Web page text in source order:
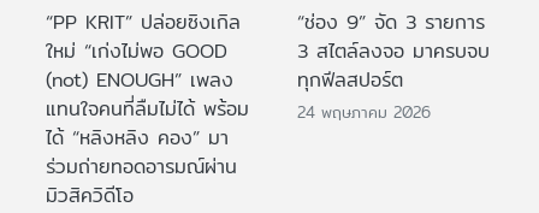
“PP KRIT” ปล่อยซิงเกิล
ใหม่ “เก่งไม่พอ GOOD
(not) ENOUGH” เพลง
แทนใจคนที่ลืมไม่ได้ พร้อม
ได้ “หลิงหลิง คอง” มา
ร่วมถ่ายทอดอารมณ์ผ่าน
มิวสิควิดีโอ
“ช่อง 9” จัด 3 รายการ
3 สไตล์ลงจอ มาครบจบ
ทุกฟีลสปอร์ต
24 พฤษภาคม 2026